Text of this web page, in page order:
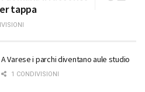
tappa
A Varese i parchi diventano aule studio
1 CONDIVISIONI